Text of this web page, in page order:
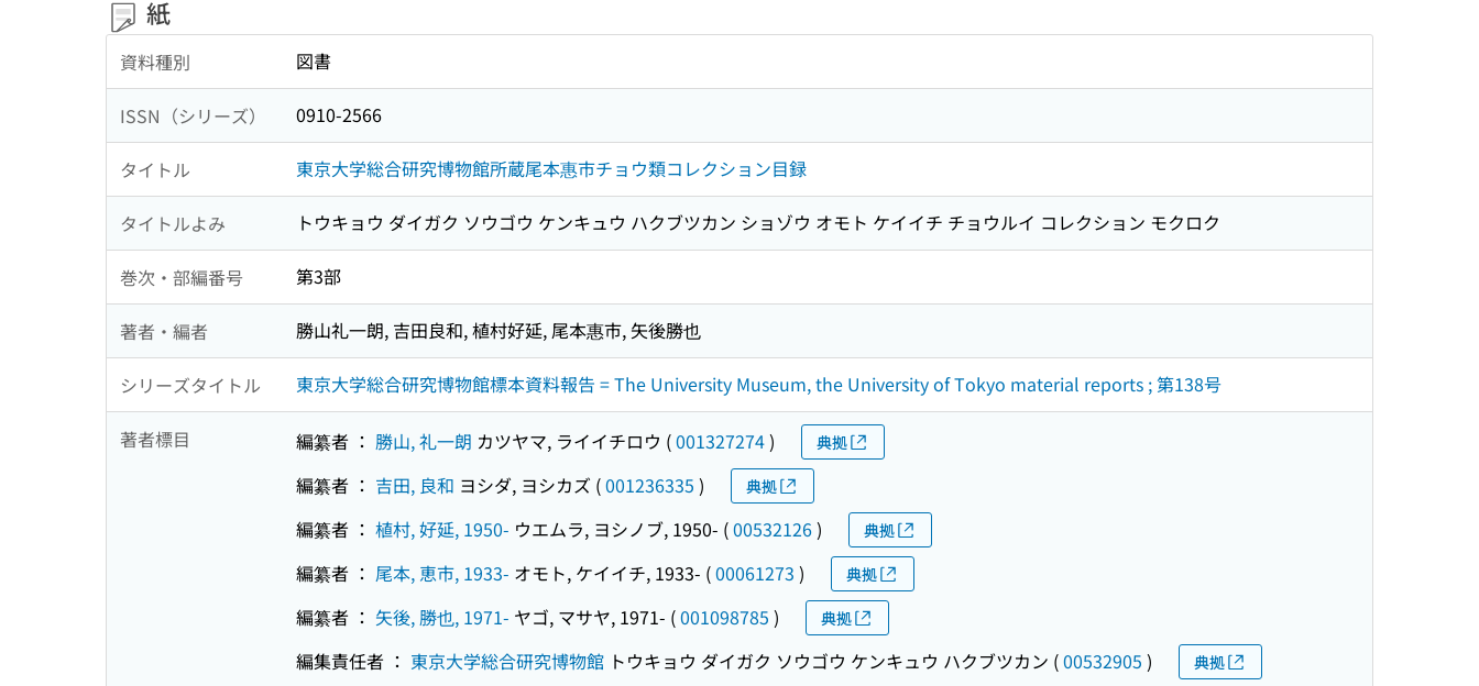
紙
資料種別 図書
ISSN（シリーズ） 0910-2566
タイトル 東京大学総合研究博物館所蔵尾本惠市チョウ類コレクション目録
タイトルよみ トウキョウ ダイガク ソウゴウ ケンキュウ ハクブツカン ショゾウ オモト ケイイチ チョウルイ コレクション モクロク
巻次・部編番号 第3部
著者・編者 勝山礼一朗, 吉田良和, 植村好延, 尾本惠市, 矢後勝也
シリーズタイトル 東京大学総合研究博物館標本資料報告 = The University Museum, the University of Tokyo material reports ; 第138号
著者標目 編纂者 ： 勝山, 礼一朗 カツヤマ, ライイチロウ (001327274) 典拠
編纂者 ： 吉田, 良和 ヨシダ, ヨシカズ (001236335 ) 典拠
編纂者 ： 植村, 好延, 1950- ウエムラ, ヨシノブ, 1950- (00532126) 典拠
編纂者 ： 尾本, 恵市, 1933- オモト, ケイイチ, 1933- (00061273 ) 典拠
編纂者 ： 矢後, 勝也, 1971- ヤゴ, マサヤ, 1971- (001098785 ) 典拠
編集責任者 ： 東京大学総合研究博物館 トウキョウ ダイガク ソウゴウ ケンキュウ ハクブツカン (00532905 ) 典拠